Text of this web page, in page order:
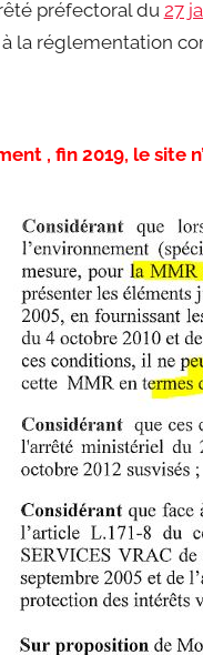
préfectoral du 27
la réglementation
, fin 2019, le site